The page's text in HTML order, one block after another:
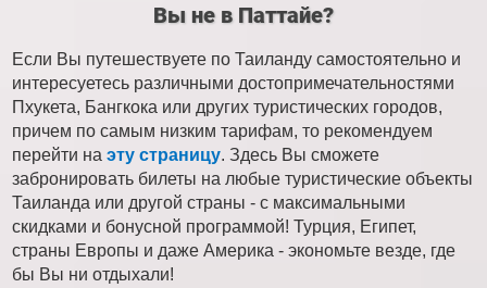
Вы не в Паттайе?
Если Вы путешествуете по Таиланду самостоятельно и
интересуетесь различными достопримечательностями
Пхукета, Бангкока или других туристических городов,
причем по самым низким тарифам, то рекомендуем
перейти на эту страницу. Здесь Вы сможете
забронировать билеты на любые туристические объекты
Таиланда или другой страны - с максимальными
скидками и бонусной программой! Турция, Египет,
страны Европы и даже Америка - экономьте везде, где
бы Вы ни отдыхали!